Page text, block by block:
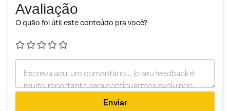
Avaliação
O quão foi útil este conteúdo pra você?
Enviar